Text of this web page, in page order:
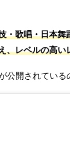
・歌唱・日本舞
、レベルの高
公開されている